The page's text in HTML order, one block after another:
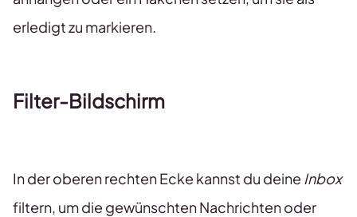
erledigt zu markieren.
Filter-Bildschirm
In der oberen rechten Ecke kannst du deine Inbox
filtern, um die gewünschten Nachrichten oder